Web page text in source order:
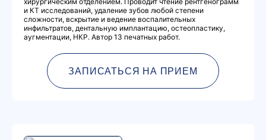
и КТ исследований, удаление зубов любой степени
сложности, вскрытие и ведение воспалительных
инфильтратов, дентальную имплантацию, остеопластику,
аугментации, НКР. Автор 13 печатных работ.
ЗАПИСАТЬСЯ НА ПРИЕМ